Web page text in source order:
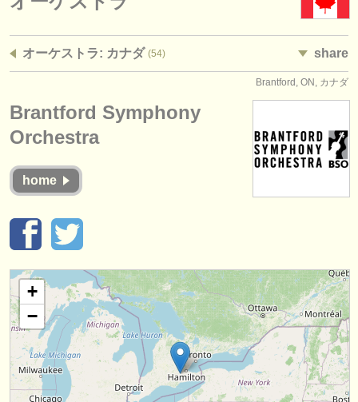
求人情報 (管理者関連の職)
講習会
コンクール
盗まれた楽器
オーケストラ
音楽学校
ユース オーケストラ
musicalchairs:
オーケストラ: カナダ (54) share
Brantford, ON, カナダ
Brantford Symphony
Orchestra
home
+
−